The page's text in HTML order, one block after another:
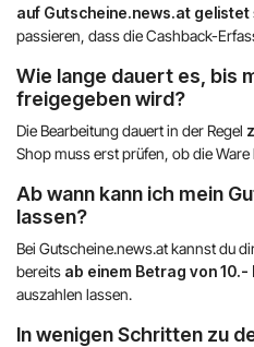
auf Gutscheine.news.at gelistet
passieren, dass die Cashback-
Wie lange dauert es, bis
freigegeben wird?
Die Bearbeitung dauert in der Regel
Shop muss erst prüfen, ob die
Ab wann kann ich mein
lassen?
Bei Gutscheine.news.at kannst du
bereits ab einem Betrag von 10.-
auszahlen lassen.
In wenigen Schritten zu